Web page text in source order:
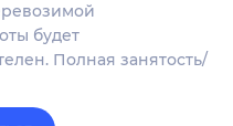
будет
Полная занятость/